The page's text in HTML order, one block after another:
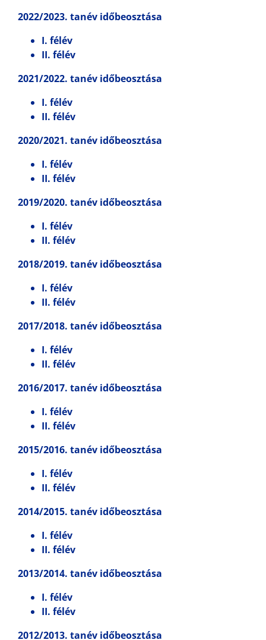
2022/2023. tanév időbeosztása
I. félév
II. félév
2021/2022. tanév időbeosztása
I. félév
II. félév
2020/2021. tanév időbeosztása
I. félév
II. félév
2019/2020. tanév időbeosztása
I. félév
II. félév
2018/2019. tanév időbeosztása
I. félév
II. félév
2017/2018. tanév időbeosztása
I. félév
II. félév
2016/2017. tanév időbeosztása
I. félév
II. félév
2015/2016. tanév időbeosztása
I. félév
II. félév
2014/2015. tanév időbeosztása
I. félév
II. félév
2013/2014. tanév időbeosztása
I. félév
II. félév
2012/2013. tanév időbeosztása